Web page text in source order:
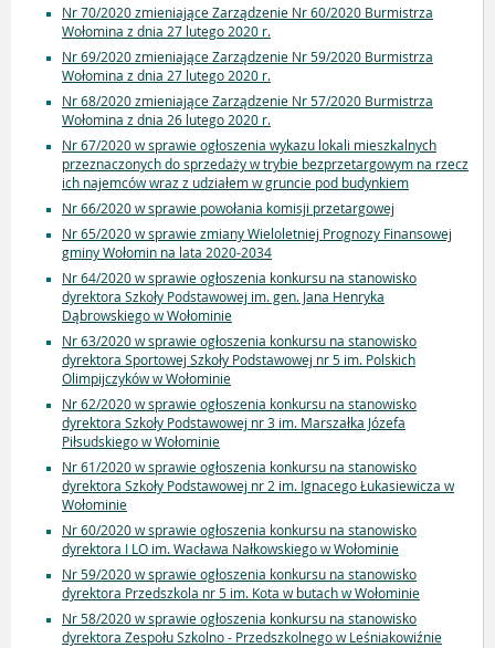
Nr 70/2020 zmieniające Zarządzenie Nr 60/2020 Burmistrza
Wołomina z dnia 27 lutego 2020 r.
Nr 69/2020 zmieniające Zarządzenie Nr 59/2020 Burmistrza
Wołomina z dnia 27 lutego 2020 r.
Nr 68/2020 zmieniające Zarządzenie Nr 57/2020 Burmistrza
Wołomina z dnia 26 lutego 2020 r.
Nr 67/2020 w sprawie ogłoszenia wykazu lokali mieszkalnych
przeznaczonych do sprzedaży w trybie bezprzetargowym na rzecz
ich najemców wraz z udziałem w gruncie pod budynkiem
Nr 66/2020 w sprawie powołania komisji przetargowej
Nr 65/2020 w sprawie zmiany Wieloletniej Prognozy Finansowej
gminy Wołomin na lata 2020-2034
Nr 64/2020 w sprawie ogłoszenia konkursu na stanowisko
dyrektora Szkoły Podstawowej im. gen. Jana Henryka
Dąbrowskiego w Wołominie
Nr 63/2020 w sprawie ogłoszenia konkursu na stanowisko
dyrektora Sportowej Szkoły Podstawowej nr 5 im. Polskich
Olimpijczyków w Wołominie
Nr 62/2020 w sprawie ogłoszenia konkursu na stanowisko
dyrektora Szkoły Podstawowej nr 3 im. Marszałka Józefa
Piłsudskiego w Wołominie
Nr 61/2020 w sprawie ogłoszenia konkursu na stanowisko
dyrektora Szkoły Podstawowej nr 2 im. Ignacego Łukasiewicza w
Wołominie
Nr 60/2020 w sprawie ogłoszenia konkursu na stanowisko
dyrektora I LO im. Wacława Nałkowskiego w Wołominie
Nr 59/2020 w sprawie ogłoszenia konkursu na stanowisko
dyrektora Przedszkola nr 5 im. Kota w butach w Wołominie
Nr 58/2020 w sprawie ogłoszenia konkursu na stanowisko
dyrektora Zespołu Szkolno - Przedszkolnego w Leśniakowiźnie